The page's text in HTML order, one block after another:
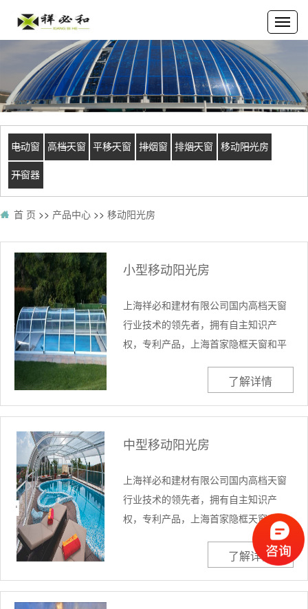
电动窗 高档天窗 平移天窗 排烟窗 排烟天窗 移动阳光房
开窗器
首 页 >> 产品中心 >> 移动阳光房
小型移动阳光房
上海祥必和建材有限公司国内高档天窗
行业技术的领先者，拥有自主知识产
权，专利产品，上海首家隐框天窗和平
手摇天窗，手动天窗，智能风...
了解详情
中型移动阳光房
上海祥必和建材有限公司国内高档天窗
行业技术的领先者，拥有自主知识产
权，专利产品，上海首家隐框天窗和平
移天窗的生产企业，首先引入并研发出
手摇天窗，手动天窗，智能风...
了解详情